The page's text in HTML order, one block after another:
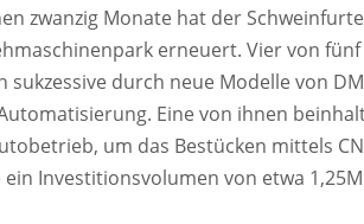
zwanzig Monate hat der
erneuert. Vier von
sukzessive durch neue Modelle von
Eine von ihnen
um das Bestücken mittels
Investitionsvolumen von etwa